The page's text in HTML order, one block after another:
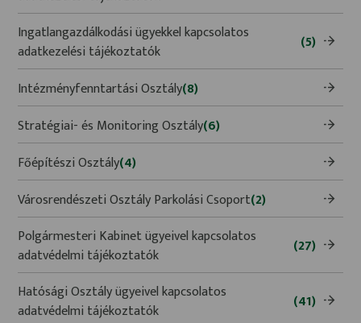
Ingatlangazdálkodási ügyekkel kapcsolatos
adatkezelési tájékoztatók
(5)
Intézményfenntartási Osztály(8)
Stratégiai- és Monitoring Osztály(6)
Főépítészi Osztály(4)
Városrendészeti Osztály Parkolási Csoport(2)
Polgármesteri Kabinet ügyeivel kapcsolatos
adatvédelmi tájékoztatók
(27)
Hatósági Osztály ügyeivel kapcsolatos
adatvédelmi tájékoztatók
(41)